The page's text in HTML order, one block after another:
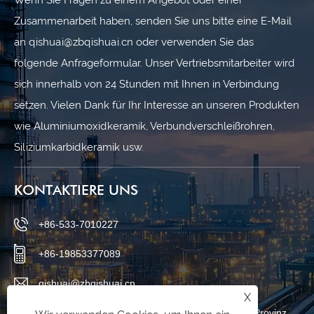
Höchste Verschleißfestigkeit,
zuverlässiger Produktionsschutz:
Shandong Qishuai Chrom-Overlay-Rohre
sind führend bei Lösungen für extreme
Betriebsbedingungen
Mehr sehen >>
ANFRAGE SENDEN
Wenn Sie Fragen zu einem Angebot oder einer
Zusammenarbeit haben, senden Sie uns bitte eine E-Mail
an qishuai@zbqishuai.cn oder verwenden Sie das
folgende Anfrageformular. Unser Vertriebsmitarbeiter wird
sich innerhalb von 24 Stunden mit Ihnen in Verbindung
setzen. Vielen Dank für Ihr Interesse an unseren Produkten
wie Aluminiumoxidkeramik, Verbundverschleißrohren,
X